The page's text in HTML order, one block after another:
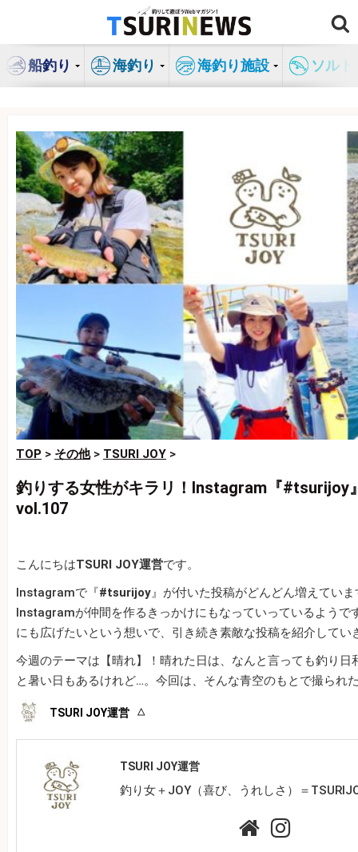
ン
船釣り 海釣り 海釣り施設 ソル
TOP > その他> TSURI JOY >
釣りする女性がキラリ！Instagram『#tsurijoy
vol.107
こんにちはTSURI JOY運営です。
Instagramで『#tsurijoy』が付いた投稿がどんどん増えていま
Instagramが仲間を作るきっかけにもなっていっているよう
にも広げたいという想いで、引き続き素敵な投稿を紹介してい
今週のテーマは【晴れ】！晴れた日は、なんと言っても釣り日
と暑い日もあるけれど…。今回は、そんな青空のもとで撮られ
TSURI JOY運営
TSURI JOY運営
釣り女＋JOY（喜び、うれしさ）＝